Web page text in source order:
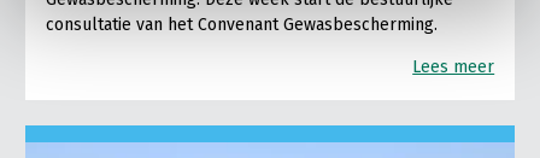
consultatie van het Convenant Gewasbescherming.
Lees meer